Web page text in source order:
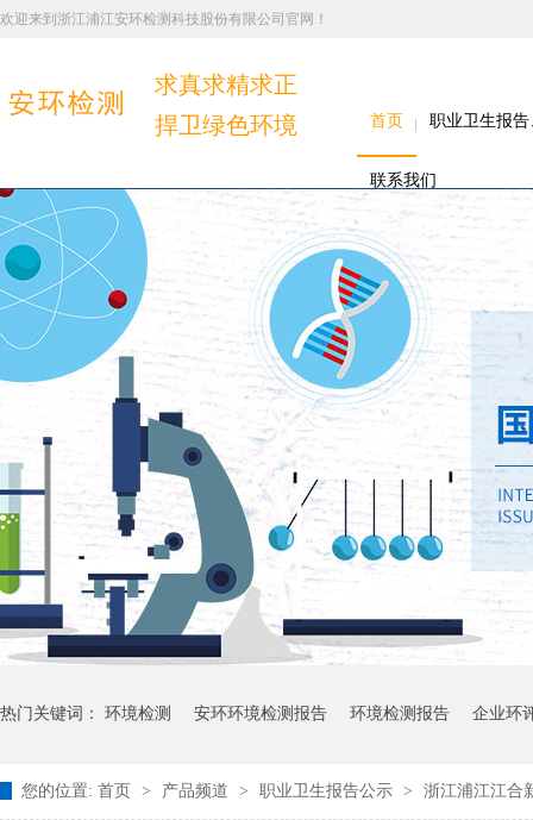
欢迎来到浙江浦江安环检测科技股份有限公司官网！
求真求精求正
捍卫绿色环境
首页 职业卫生报
联系我们
热门关键词： 环境检测 安环环境检测报告 环境检测报告 企业环
您的位置: 首页 > 产品频道 > 职业卫生报告公示 > 浙江浦江江合